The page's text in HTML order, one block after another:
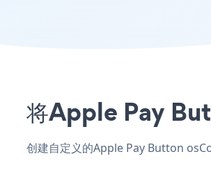
将Apple Pay
创建自定义的Apple Pay Button